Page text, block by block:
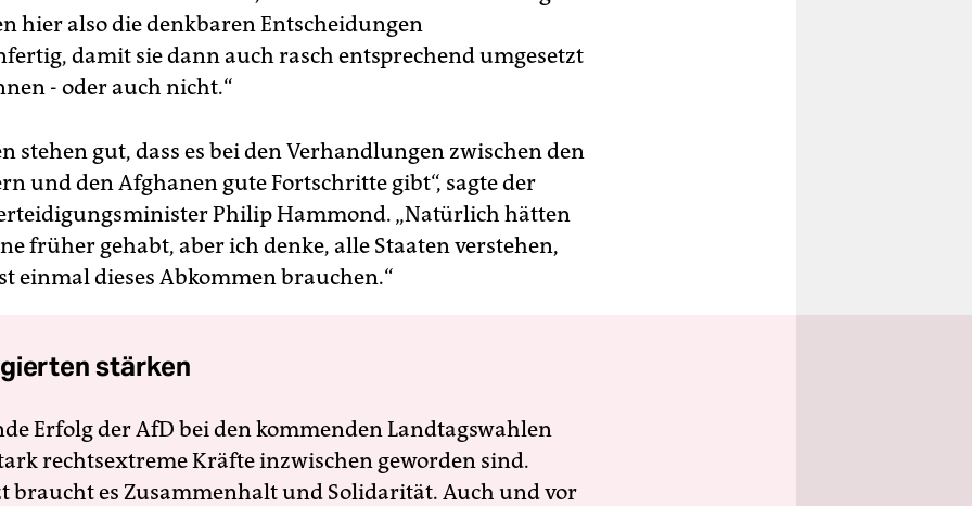
hier also die denkbaren Entscheidungen
damit sie dann auch rasch entsprechend umgesetzt
- oder auch nicht.“
stehen gut, dass es bei den Verhandlungen zwischen den
und den Afghanen gute Fortschritte gibt“, sagte der
Philip Hammond. „Natürlich hätten
früher gehabt, aber ich denke, alle Staaten verstehen,
einmal dieses Abkommen brauchen.“
stärken
Erfolg der AfD bei den kommenden Landtagswahlen
rechtsextreme Kräfte inzwischen geworden sind.
braucht es Zusammenhalt und Solidarität. Auch und vor